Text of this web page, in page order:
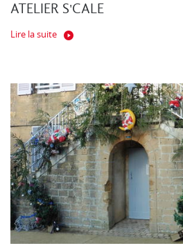
ATELIER S'CALE
Lire la suite